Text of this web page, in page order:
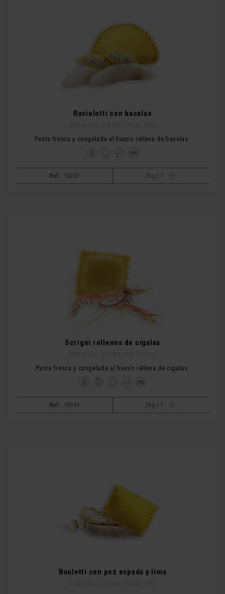
Raviolotti con bacalao
Pasta fresca y congelada al huevo rellena de bacalao.
Ref: 90297 2kg x 1
Scrigni rellenos de cigalas
Pasta fresca y congelada al huevo rellena de cigalas.
Ref: 90344 2kg x 1
Bauletti con pez espada y lima